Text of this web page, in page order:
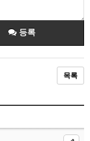
등록
목록